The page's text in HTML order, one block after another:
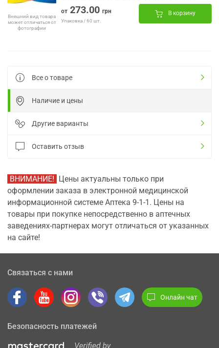
Внешний вид товара
может отличаться от
фотографии
от 273.00 грн
Упаковка / 60 шт.
В корзину
Все о товаре
Наличие и цены
Другие варианты
Оставить отзыв
ВНИМАНИЕ! Цены актуальны только при
оформлении заказа в электронной медицинской
информационной системе Аптека 9-1-1. Цены на
товары при покупке непосредственно в аптечных
заведениях-партнерах могут отличаться от указанных
на сайте!
Связаться с нами
Онлайн чат
Безопасность платежей